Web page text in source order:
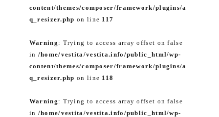
content/themes/composer/framework/plugins/a
q_resizer.php on line 117
Warning : Trying to access array offset on false
in /home/vestita/vestita.info/public_html/wp-
content/themes/composer/framework/plugins/a
q_resizer.php on line 118
Warning : Trying to access array offset on false
in /home/vestita/vestita.info/public_html/wp-